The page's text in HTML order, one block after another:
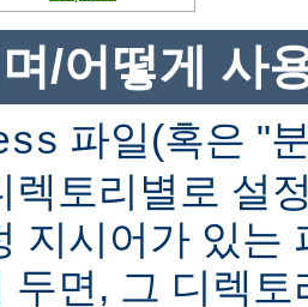
/어떻게 사
파일(혹은 "
렉토리별로 설
지시어가 있는
두면, 그 디렉